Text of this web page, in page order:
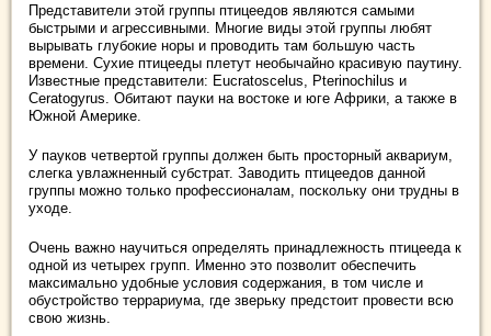
Представители этой группы птицеедов являются самыми
быстрыми и агрессивными. Многие виды этой группы любят
вырывать глубокие норы и проводить там большую часть
времени. Сухие птицееды плетут необычайно красивую паутину.
Известные представители: Eucratoscelus, Pterinochilus и
Ceratogyrus. Обитают пауки на востоке и юге Африки, а также в
Южной Америке.
У пауков четвертой группы должен быть просторный аквариум,
слегка увлажненный субстрат. Заводить птицеедов данной
группы можно только профессионалам, поскольку они трудны в
уходе.
Очень важно научиться определять принадлежность птицееда к
одной из четырех групп. Именно это позволит обеспечить
максимально удобные условия содержания, в том числе и
обустройство террариума, где зверьку предстоит провести всю
свою жизнь.